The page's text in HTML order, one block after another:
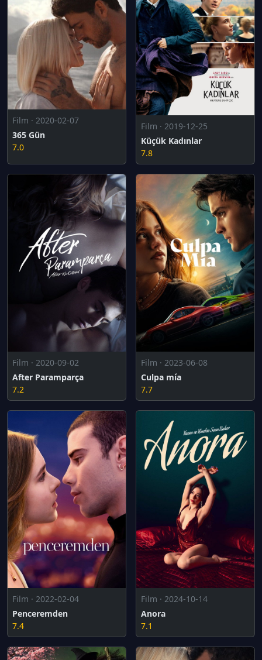
Film · 2020-02-07
365 Gün
7.0
Film · 2019-12-25
Küçük Kadınlar
7.8
Film · 2020-09-02
After Paramparça
7.2
Film · 2023-06-08
Culpa mía
7.7
Film · 2022-02-04
Penceremden
7.4
Film · 2024-10-14
Anora
7.1